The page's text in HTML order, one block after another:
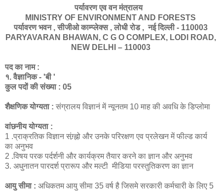
पर्यावरण एव वन मंत्रालय
MINISTRY OF ENVIRONMENT AND FORESTS
पर्यावरण भवन , सीजीओ काम्प्लेक्स , लोधी रोड , नई दिल्ली - 110003
PARYAVARAN BHAWAN, C G O COMPLEX, LODI ROAD,
NEW DELHI – 110003
पद का नाम :
१. वैज्ञानिक - 'बी '
कुल पदों की संख्या : 05
शैक्षणिक योग्यता : संग्रालय विज्ञानं में न्यूनतम 10 माह की अवधि के डिप्लोमा
वांछनीय योग्यता :
1 .प्राक्रतिक विज्ञान संग्र्ह्नो और उनके परिरक्षण एव प्रलेखन में फील्ड कार्य
का अनुभव
2 .विषय परक पर्दर्शनी और कार्यक्रम तैयार करने का ज्ञान और अनुभव
3. अधुनातन पारदर्श प्रारूप और मल्टी मीडिया परस्तुतिकरण का ज्ञान
आयु सीमा : अधिकतम आयु सीमा 35 वर्ष है जिसमे सरकारी कर्मचारी के लिए 5